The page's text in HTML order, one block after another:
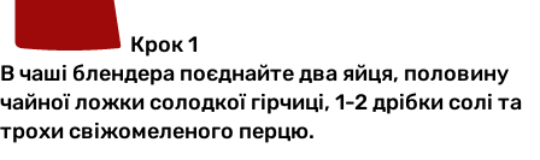
Крок 1
В чаші блендера поєднайте два яйця, половину
чайної ложки солодкої гірчиці, 1-2 дрібки солі та
трохи свіжомеленого перцю.